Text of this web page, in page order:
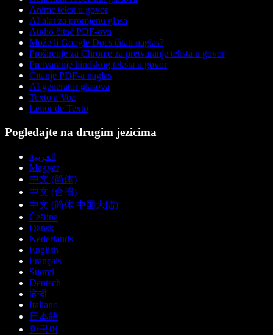
Anime tekst u govor
AI alat za promjenu glasa
Audio čitač PDF-ova
Može li Google Docs čitati naglas?
Proširenje za Chrome za pretvaranje teksta u govor
Pretvaranje hindskog teksta u govor
Čitanje PDF-a naglas
AI generator glasova
Texto a Voz
Leitor de Texto
Pogledajte na drugim jezicima
العربية
Magyar
中文 (简体)
中文 (台灣)
中文 (简体 中国大陆)
Čeština
Dansk
Nederlands
English
Français
Suomi
Deutsch
हिन्दी
Italiano
日本語
한국어